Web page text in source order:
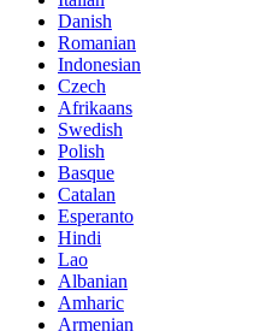
Danish
Romanian
Indonesian
Czech
Afrikaans
Swedish
Polish
Basque
Catalan
Esperanto
Hindi
Lao
Albanian
Amharic
Armenian